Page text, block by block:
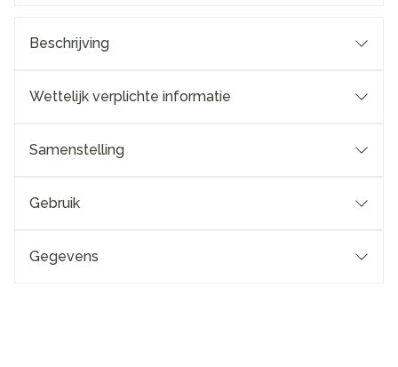
Beschrijving
Wettelijk verplichte informatie
Samenstelling
Gebruik
Gegevens